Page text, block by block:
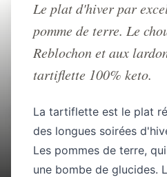
Retour à l'accueil
RECETTE
KETO
PLAT
Tartiflette keto
fondante
JB Keto 45 min
Le plat d'hiver par
pomme de terre. Le
Reblochon et aux
tartiflette 100% keto.
La tartiflette est le plat
des longues soirées
Les pommes de terre,
une bombe de glucides.